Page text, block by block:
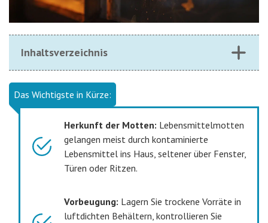
Inhaltsverzeichnis
Das Wichtigste in Kürze:
Herkunft der Motten: Lebensmittelmotten
gelangen meist durch kontaminierte
Lebensmittel ins Haus, seltener über Fenster,
Türen oder Ritzen.
Vorbeugung: Lagern Sie trockene Vorräte in
luftdichten Behältern, kontrollieren Sie